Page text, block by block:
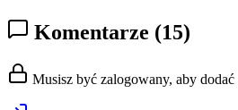
Komentarze (15)
Musisz być zalogowany, aby dodać